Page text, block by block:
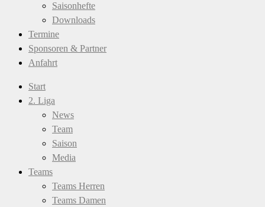
Saisonhefte
Downloads
Termine
Sponsoren & Partner
Anfahrt
Start
2. Liga
News
Team
Saison
Media
Teams
Teams Herren
Teams Damen